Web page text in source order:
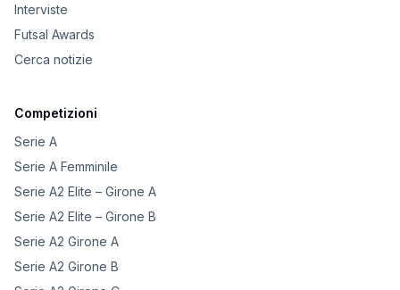
Interviste
Futsal Awards
Cerca notizie
Competizioni
Serie A
Serie A Femminile
Serie A2 Elite – Girone A
Serie A2 Elite – Girone B
Serie A2 Girone A
Serie A2 Girone B